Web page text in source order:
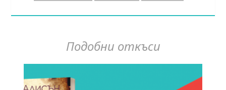
Подобни откъси